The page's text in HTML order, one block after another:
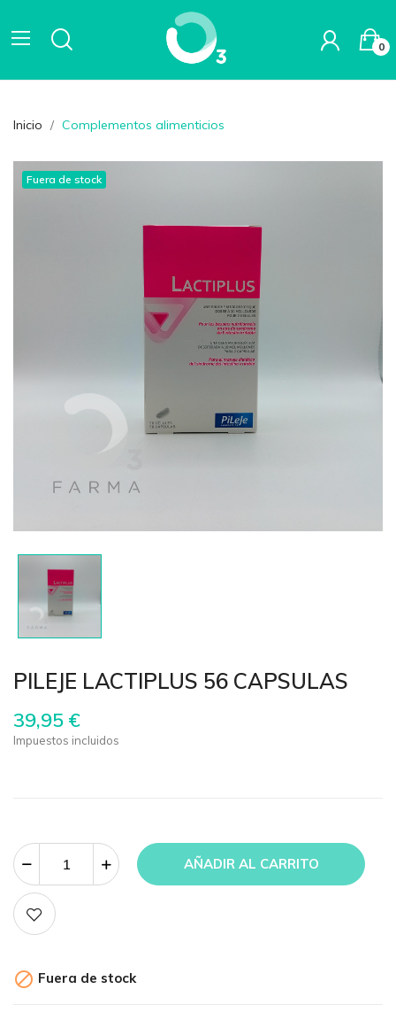
0
Inicio Complementos alimenticios
Fuera de stock
PILEJE LACTIPLUS 56 CAPSULAS
39,95 €
Impuestos incluidos
AÑADIR AL CARRITO
 Fuera de stock